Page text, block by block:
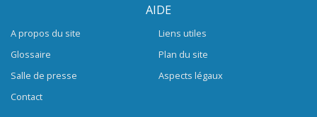
AIDE
A propos du site
Glossaire
Salle de presse
Contact
Liens utiles
Plan du site
Aspects légaux